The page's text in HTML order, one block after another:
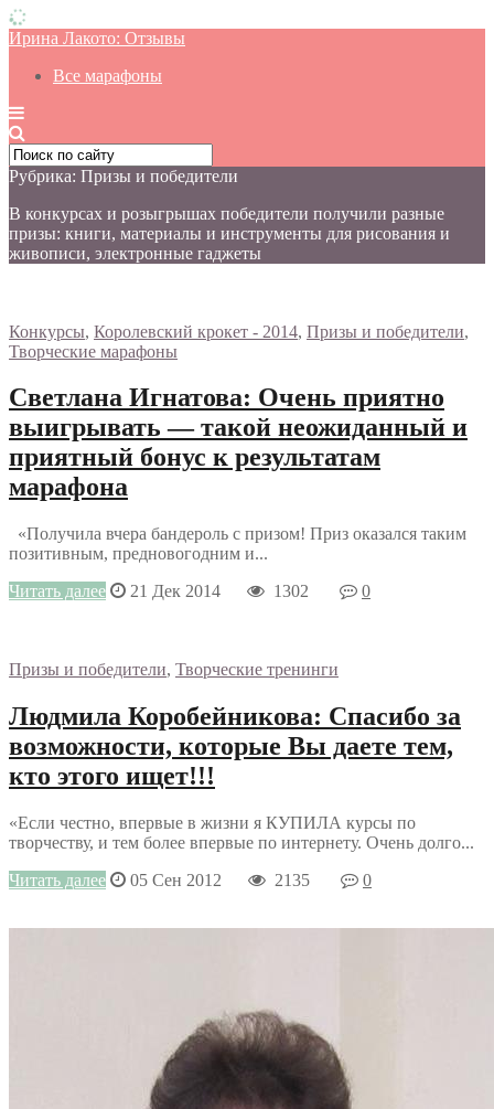
Ирина Лакото: Отзывы
Все марафоны
Рубрика: Призы и победители
В конкурсах и розыгрышах победители получили разные
призы: книги, материалы и инструменты для рисования и
живописи, электронные гаджеты
Конкурсы, Королевский крокет - 2014, Призы и победители,
Творческие марафоны
Светлана Игнатова: Очень приятно
выигрывать — такой неожиданный и
приятный бонус к результатам
марафона
«Получила вчера бандероль с призом! Приз оказался таким
позитивным, предновогодним и...
Читать далее
21 Дек 2014 1302 0
Призы и победители, Творческие тренинги
Людмила Коробейникова: Спасибо за
возможности, которые Вы даете тем,
кто этого ищет!!!
«Если честно, впервые в жизни я КУПИЛА курсы по
творчеству, и тем более впервые по интернету. Очень долго...
Читать далее
05 Сен 2012 2135 0